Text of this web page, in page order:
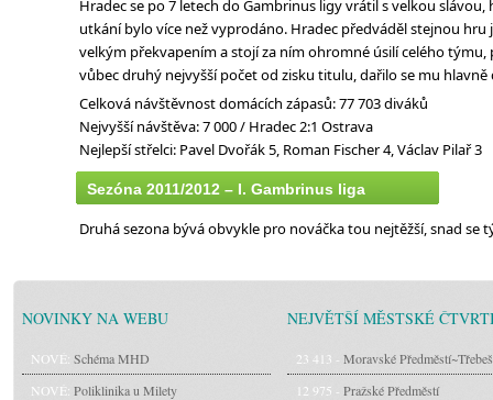
Hradec se po 7 letech do Gambrinus ligy vrátil s velkou
utkání bylo více než vyprodáno. Hradec předváděl stejnou
velkým překvapením a stojí za ním ohromné úsilí celého
vůbec druhý nejvyšší počet od zisku titulu, dařilo se mu
Celková návštěvnost domácích zápasů: 77 703 diváků
Nejvyšší návštěva: 7 000 / Hradec 2:1 Ostrava
Nejlepší střelci: Pavel Dvořák 5, Roman Fischer 4, Václav Pilař 3
Sezóna 2011/2012 – I. Gambrinus liga
Druhá sezona bývá obvykle pro nováčka tou nejtěžší, snad
NOVINKY NA WEBU
NOVÉ: Schéma MHD
NOVÉ: Poliklinika u Milety
NEJVĚTŠÍ MĚSTSKÉ
23 413 - Moravské Předměstí~Třebeš
12 975 - Pražské Předměstí